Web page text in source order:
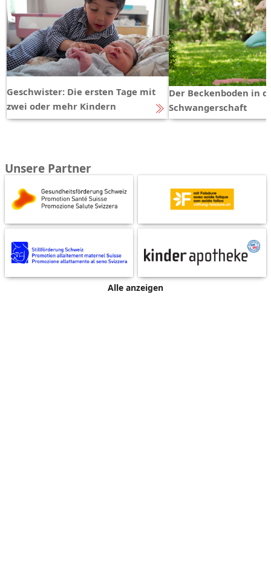
Geschwister: Die ersten Tage mit
zwei oder mehr Kindern
Der Beckenboden in
Schwangerschaft
Unsere Partner
Alle anzeigen